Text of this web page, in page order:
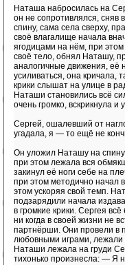
Наташа набросилась на
он не сопротивлялся, сняв
спину, сама села сверху,
своё влагалище начала
ягодицами на нём, при
своё тело, обнял Наташу,
аналогичные движения, её
усиливаться, она кричала,
крики слышат на улице в
Наташи становились всё
очень громко, вскрикнула
Сергей, ошалевший от
угадала, я — то ещё не
Он уложил Наташу на
при этом лежала вся
закинул её ноги себе на
при этом методично начал
этом ускоряя свой темп.
подзарядили начала
в громкие крики. Сергея
ни когда в своей жизни не
партнёрши. Они провели в
любовными играми, лежали
Наташи лежала на груди
тихонько произнесла: — Я